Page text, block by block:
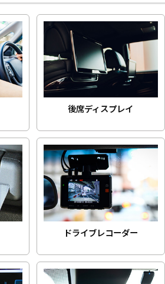
後席ディスプレイ
ドライブレコーダー